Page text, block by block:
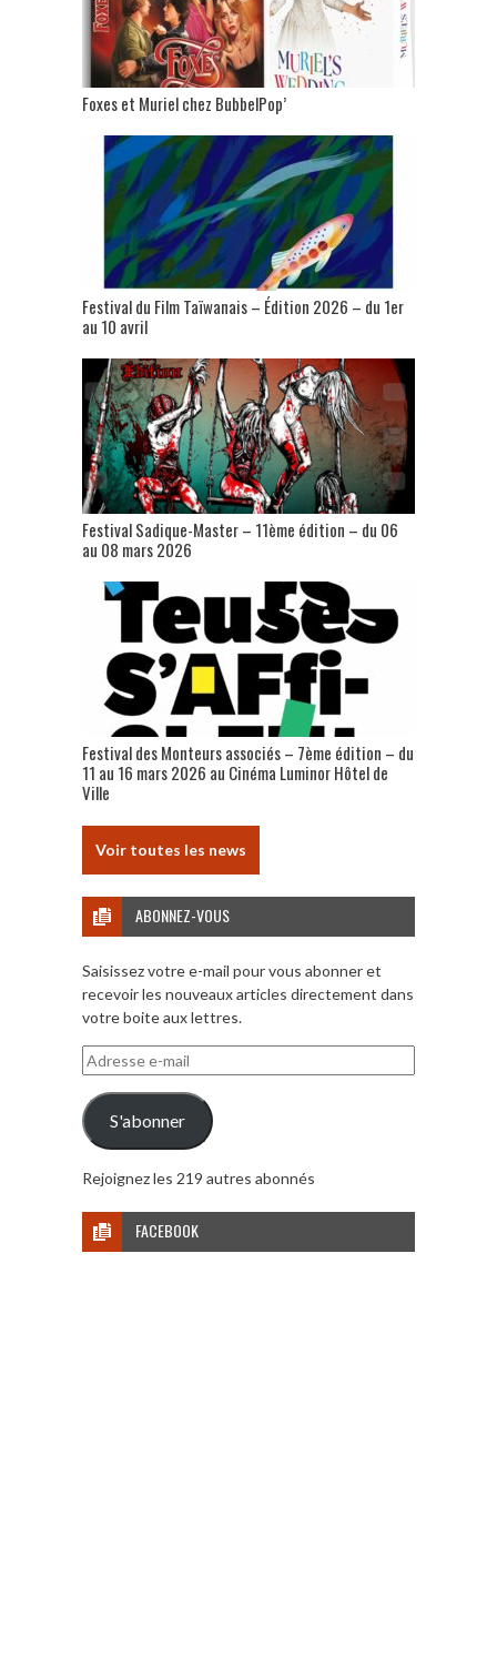
Foxes et Muriel chez BubbelPop’
Festival du Film Taïwanais – Édition 2026 – du 1er
au 10 avril
Festival Sadique-Master – 11ème édition – du 06
au 08 mars 2026
Festival des Monteurs associés – 7ème édition – du
11 au 16 mars 2026 au Cinéma Luminor Hôtel de
Ville
Voir toutes les news
ABONNEZ-VOUS
Saisissez votre e-mail pour vous abonner et
recevoir les nouveaux articles directement dans
votre boite aux lettres.
Adresse
e-
mail
S'abonner
Rejoignez les 219 autres abonnés
FACEBOOK